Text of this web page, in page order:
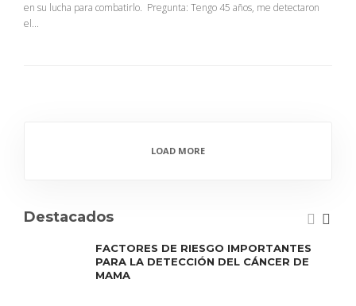
en su lucha para combatirlo. Pregunta: Tengo 45 años, me detectaron
el...
LOAD MORE
Destacados
FACTORES DE RIESGO IMPORTANTES
PARA LA DETECCIÓN DEL CÁNCER DE
MAMA